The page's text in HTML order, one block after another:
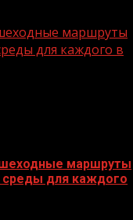
маршруты
для каждого в
маршруты
среды для каждого